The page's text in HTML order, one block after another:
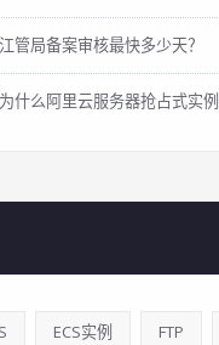
管局备案审核最快多少天？
什么阿里云服务器抢占式实例
ECS实例 FTP